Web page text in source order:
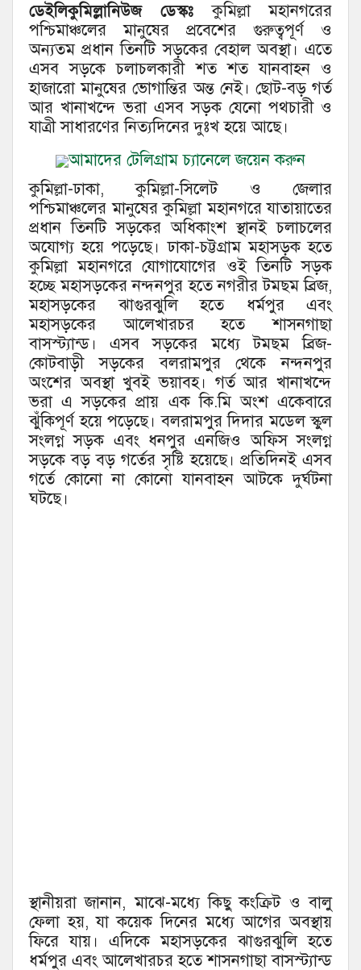
ডেইলিকুমিল্লানিউজ ডেস্কঃ কুমিল্লা মহানগরের
পশ্চিমাঞ্চলের মানুষের প্রবেশের গুরুত্বপূর্ণ ও
অন্যতম প্রধান তিনটি সড়কের বেহাল অবস্থা। এতে
এসব সড়কে চলাচলকারী শত শত যানবাহন ও
হাজারো মানুষের ভোগান্তির অন্ত নেই। ছোট-বড় গর্ত
আর খানাখন্দে ভরা এসব সড়ক যেনো পথচারী ও
যাত্রী সাধারণের নিত্যদিনের দুঃখ হয়ে আছে।
আমাদের টেলিগ্রাম চ্যানেলে জয়েন করুন
কুমিল্লা-ঢাকা, কুমিল্লা-সিলেট ও জেলার
পশ্চিমাঞ্চলের মানুষের কুমিল্লা মহানগরে যাতায়াতের
প্রধান তিনটি সড়কের অধিকাংশ স্থানই চলাচলের
অযোগ্য হয়ে পড়েছে। ঢাকা-চট্টগ্রাম মহাসড়ক হতে
কুমিল্লা মহানগরে যোগাযোগের ওই তিনটি সড়ক
হচ্ছে মহাসড়কের নন্দনপুর হতে নগরীর টমছম ব্রিজ,
মহাসড়কের ঝাগুরঝুলি হতে ধর্মপুর এবং
মহাসড়কের আলেখারচর হতে শাসনগাছা
বাসস্ট্যান্ড। এসব সড়কের মধ্যে টমছম ব্রিজ-
কোটবাড়ী সড়কের বলরামপুর থেকে নন্দনপুর
অংশের অবস্থা খুবই ভয়াবহ। গর্ত আর খানাখন্দে
ভরা এ সড়কের প্রায় এক কি.মি অংশ একেবারে
ঝুঁকিপূর্ণ হয়ে পড়েছে। বলরামপুর দিদার মডেল স্কুল
সংলগ্ন সড়ক এবং ধনপুর এনজিও অফিস সংলগ্ন
সড়কে বড় বড় গর্তের সৃষ্টি হয়েছে। প্রতিদিনই এসব
গর্তে কোনো না কোনো যানবাহন আটকে দুর্ঘটনা
ঘটছে।
স্থানীয়রা জানান, মাঝে-মধ্যে কিছু কংক্রিট ও বালু
ফেলা হয়, যা কয়েক দিনের মধ্যে আগের অবস্থায়
ফিরে যায়। এদিকে মহাসড়কের ঝাগুরঝুলি হতে
ধর্মপুর এবং আলেখারচর হতে শাসনগাছা বাসস্ট্যান্ড